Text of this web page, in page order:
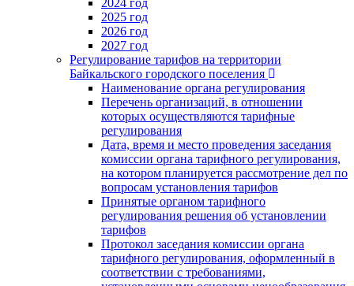
2025 год
2026 год
2027 год
Регулирование тарифов на территории
Байкальского городского поселения
Наименование органа регулирования
Перечень организаций, в отношении
которых осуществляются тарифные
регулирования
Дата, время и место проведения заседания
комиссии органа тарифного регулирования,
на котором планируется рассмотрение дел по
вопросам установления тарифов
Принятые органом тарифного
регулирования решения об установлении
тарифов
Протокол заседания комиссии органа
тарифного регулирования, оформленный в
соответствии с требованиями,